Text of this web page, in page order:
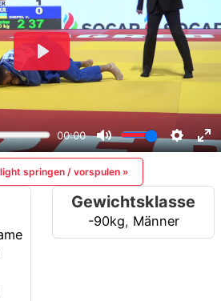
springen / vorspulen »
Gewichtsklasse
-90kg, Männer